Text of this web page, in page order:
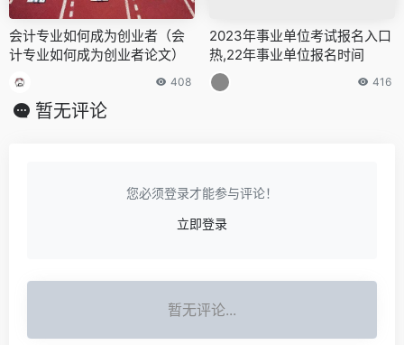
会计专业如何成为创业者（会
计专业如何成为创业者论文）
408
2023年事业单位考试报名入口
热,22年事业单位报名时间
416
暂无评论
您必须登录才能参与评论！
立即登录
暂无评论...